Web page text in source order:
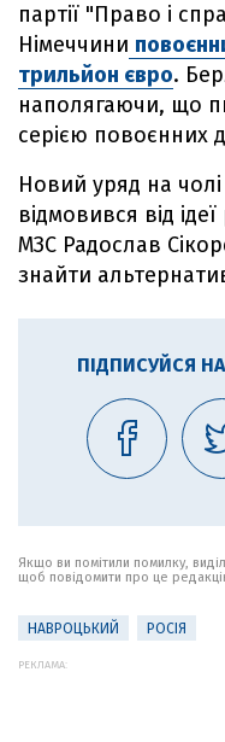
партії "Право і
Німеччини
трильйон євро.
наполягаючи, що
серією повоєнних
Новий уряд на
відмовився від
МЗС Радослав
знайти
ПІДПИСУЙСЯ
Якщо ви помітили помилку,
щоб повідомити про це
НАВРОЦЬКИЙ РОСІЯ
РЕКЛАМА: